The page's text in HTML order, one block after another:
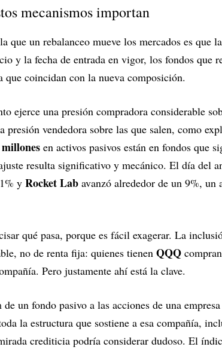
mecanismos importan
que un rebalanceo mueve los mercados es que
y la fecha de entrada en vigor, los fondos que
que coincidan con la nueva composición.
ejerce una presión compradora considerable
presión vendedora sobre las que salen, como
en activos pasivos están en fondos que
resulta significativo y mecánico. El día del
y Rocket Lab avanzó alrededor de un 9%,
qué pasa, porque es fácil exagerar. La
no de renta fija: quienes tienen QQQ
Pero justamente ahí está la clave.
un fondo pasivo a las acciones de una
la estructura que sostiene a esa compañía,
crediticia podría considerar dudoso. El